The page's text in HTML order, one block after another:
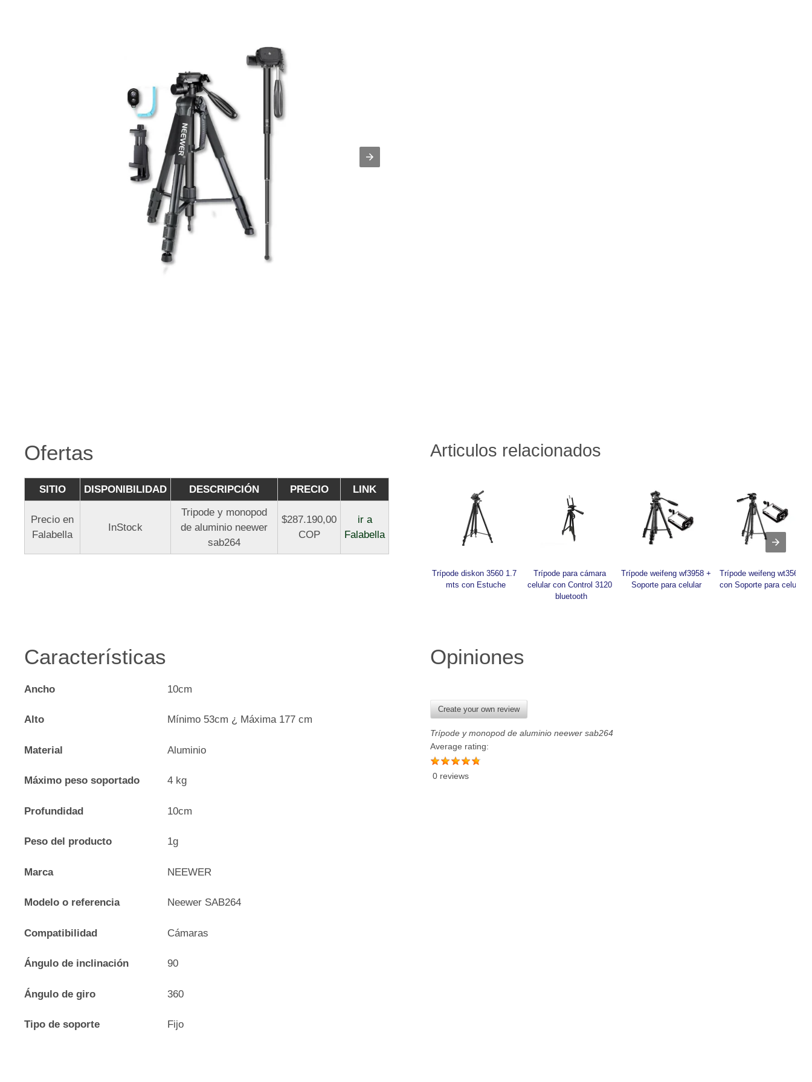
Ofertas
SITIO DISPONIBILIDAD DESCRIPCIÓN PRECIO LINK
Precio en
Falabella
InStock
Tripode y monopod
de aluminio neewer
sab264
$287.190,00
COP
ir a
Falabella
Articulos relacionados
Trípode diskon 3560 1.7
mts con Estuche
Trípode para cámara
celular con Control 3120
bluetooth
Trípode weifeng wf3958 +
Soporte para celular
Trípode weifeng wt3560
con Soporte para celular
Características
Ancho 10cm
Alto Mínimo 53cm ¿ Máxima 177 cm
Material Aluminio
Máximo peso soportado 4 kg
Profundidad 10cm
Peso del producto 1g
Marca NEEWER
Modelo o referencia Neewer SAB264
Compatibilidad Cámaras
Ángulo de inclinación 90
Ángulo de giro 360
Tipo de soporte Fijo
Opiniones
Create your own review
Trípode y monopod de aluminio neewer sab264
Average rating:
0 reviews